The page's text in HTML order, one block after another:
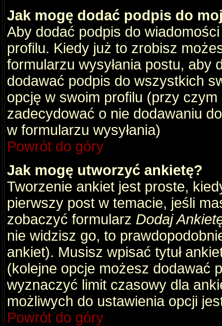
Jak mogę dodać podpis do
Aby dodać podpis do
profilu. Kiedy już to zrobisz
formularzu wysyłania postu,
dodawać podpis do wszystkich
opcję w swoim profilu (przy
zadecydować o nie dodawaniu
w formularzu wysyłania)
Powrót do góry
Jak mogę utworzyć ankietę?
Tworzenie ankiet jest proste,
pierwszy post w temacie, jeśli
zobaczyć formularz Dodaj
nie widzisz go, to
ankiet). Musisz wpisać tytuł
(kolejne opcje możesz dodawać
wyznaczyć limit czasowy dla
możliwych do ustawienia opcji
Powrót do góry